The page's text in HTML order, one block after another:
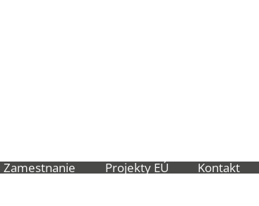
Zamestnanie Projekty EÚ Kontakt